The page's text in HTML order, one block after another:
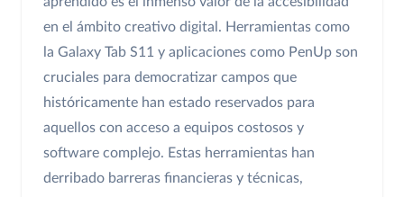
en el ámbito creativo digital. Herramientas como
la Galaxy Tab S11 y aplicaciones como PenUp son
cruciales para democratizar campos que
históricamente han estado reservados para
aquellos con acceso a equipos costosos y
software complejo. Estas herramientas han
derribado barreras financieras y técnicas,